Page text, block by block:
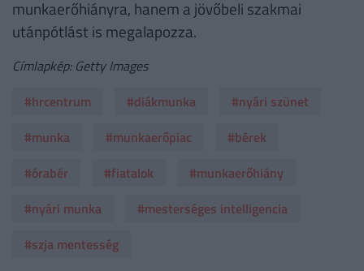
munkaerőhiányra, hanem a jövőbeli szakmai
utánpótlást is megalapozza.
Címlapkép: Getty Images
#hrcentrum
#diákmunka
#nyári szünet
#munka
#munkaerőpiac
#bérek
#órabér
#fiatalok
#munkaerőhiány
#nyári munka
#mesterséges intelligencia
#szja mentesség